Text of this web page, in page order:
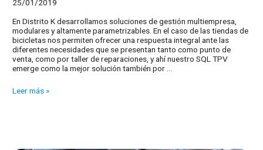
25/01/2019
En Distrito K desarrollamos soluciones de gestión multiempresa,
modulares y altamente parametrizables. En el caso de las tiendas de
bicicletas nos permiten ofrecer una respuesta integral ante las
diferentes necesidades que se presentan tanto como punto de
venta, como por taller de reparaciones, y ahí nuestro SQL TPV
emerge como la mejor solución también por …
Por
Leer más »